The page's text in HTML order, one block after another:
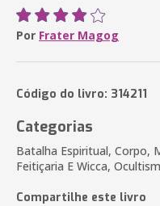
Por Frater Magog
Código do livro: 314211
Categorias
Batalha Espiritual, Corpo,
Feitiçaria E Wicca,
Compartilhe este livro